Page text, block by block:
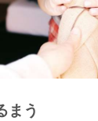
まう